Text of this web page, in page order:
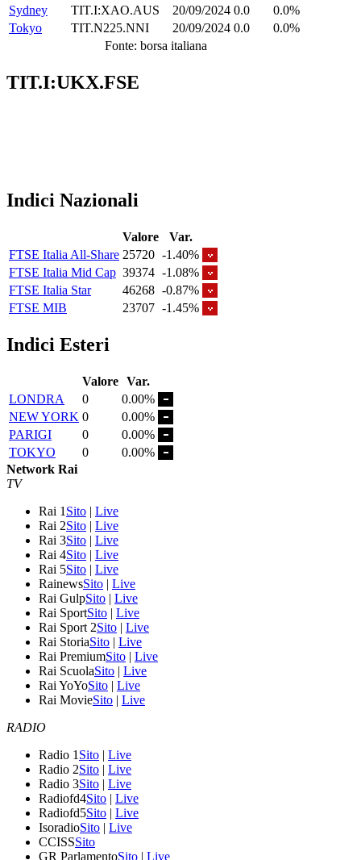
Sydney
TIT.I:XAO.AUS 20/09/2024 0.0
0.0%
Tokyo
TIT.N225.NNI 20/09/2024 0.0
0.0%
Fonte: borsa italiana
TIT.I:UKX.FSE
Indici Nazionali
Valore
Var.
FTSE Italia All-Share 25720 -1.40%
FTSE Italia Mid Cap 39374 -1.08%
FTSE Italia Star
46268 -0.87%
FTSE MIB
23707 -1.45%
Indici Esteri
Valore Var.
LONDRA
0
0.00%
NEW YORK 0
0.00%
PARIGI
0
0.00%
TOKYO
0
0.00%
Network Rai
TV
Rai 1 Sito | Live
Rai 2Sito | Live
Rai 3Sito | Live
Rai 4Sito | Live
Rai 5Sito | Live
RainewsSito | Live
Rai GulpSito | Live
Rai SportSito | Live
Rai Sport 2Sito | Live
Rai StoriaSito | Live
Rai PremiumSito | Live
Rai ScuolaSito | Live
Rai YoYoSito | Live
Rai MovieSito | Live
RADIO
Radio 1 Sito | Live
Radio 2Sito | Live
Radio 3Sito | Live
Radiofd4Sito | Live
Radiofd5Sito | Live
IsoradioSito | Live
CCISSSito
GR ParlamentoSito | Live